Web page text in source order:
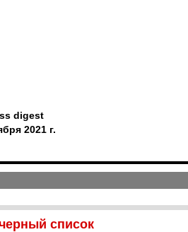
digest
2021 г.
список